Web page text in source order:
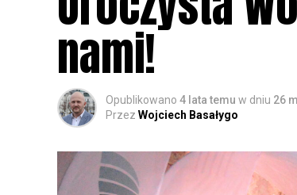
nami!
Opublikowano 4 lata temu w dniu 26
Przez Wojciech Basałygo